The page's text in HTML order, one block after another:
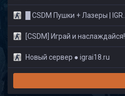
█ CSDM Пушки + Лазеры | IGRAI18.RU ツ █
[CSDM] Играй и наслаждайся! © Classic
Новый сервер ● igrai18.ru